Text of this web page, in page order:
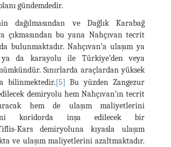
gündemdedir.
dağılmasından ve Dağlık Karabağ
çıkmasından bu yana Nahçıvan tecrit
bulunmaktadır. Nahçıvan’a ulaşım ya
ya da karayolu ile Türkiye’den veya
Sınırlarda araçlardan yüksek
bilinmektedir.[5] Bu yüzden Zangezur
demiryolu hem Nahçıvan’ın tecrit
hem de ulaşım maliyetlerini
koridorda inşa edilecek bir
Kars demiryoluna kıyasla ulaşım
ve ulaşım maliyetlerini azaltmaktadır.